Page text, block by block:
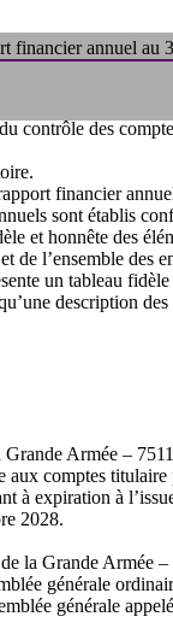
financier annuel au
du contrôle des
financier
sont établis
et honnête des
et de l’ensemble des
un tableau
description
Grande Armée –
aux comptes titulaire
à expiration à
2028.
de la Grande Armée –
générale
générale